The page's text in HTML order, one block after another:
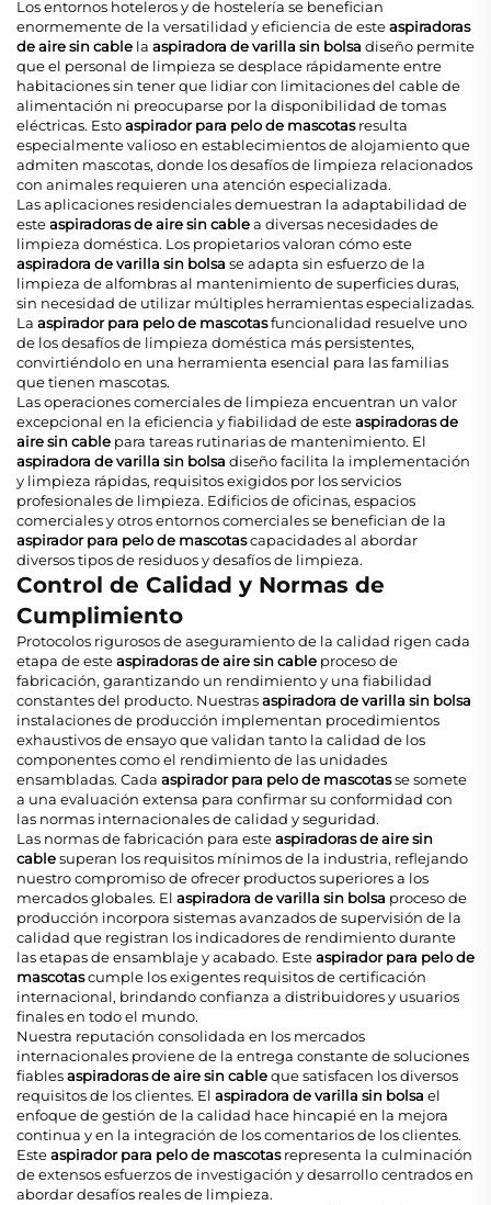
Los entornos hoteleros y de hostelería se benefician
enormemente de la versatilidad y eficiencia de esteaspiradoras
de aire sin cable la aspiradora de varilla sin bolsa diseño permite
que el personal de limpieza se desplace rápidamente entre
habitaciones sin tener que lidiar con limitaciones del cable de
alimentación ni preocuparse por la disponibilidad de tomas
eléctricas. Estoaspirador para pelo de mascotasresulta
especialmente valioso en establecimientos de alojamiento que
admiten mascotas, donde los desafíos de limpieza relacionados
con animales requieren una atención especializada.
Las aplicaciones residenciales demuestran la adaptabilidad de
esteaspiradoras de aire sin cablea diversas necesidades de
limpieza doméstica. Los propietarios valoran cómo este
aspiradora de varilla sin bolsa se adapta sin esfuerzo de la
limpieza de alfombras al mantenimiento de superficies duras,
sin necesidad de utilizar múltiples herramientas especializadas.
La aspirador para pelo de mascotasfuncionalidad resuelve uno
de los desafíos de limpieza doméstica más persistentes,
convirtiéndolo en una herramienta esencial para las familias
que tienen mascotas.
Las operaciones comerciales de limpieza encuentran un valor
excepcional en la eficiencia y fiabilidad de esteaspiradoras de
aire sin cable para tareas rutinarias de mantenimiento. El
aspiradora de varilla sin bolsa diseño facilita la implementación
y limpieza rápidas, requisitos exigidos por los servicios
profesionales de limpieza. Edificios de oficinas, espacios
comerciales y otros entornos comerciales se benefician de la
aspirador para pelo de mascotascapacidades al abordar
diversos tipos de residuos y desafíos de limpieza.
Control de Calidad y Normas de
Cumplimiento
Protocolos rigurosos de aseguramiento de la calidad rigen cada
etapa de esteaspiradoras de aire sin cable proceso de
fabricación, garantizando un rendimiento y una fiabilidad
constantes del producto. Nuestrasaspiradora de varilla sin bolsa
instalaciones de producción implementan procedimientos
exhaustivos de ensayo que validan tanto la calidad de los
componentes como el rendimiento de las unidades
ensambladas. Cada aspirador para pelo de mascotasse somete
a una evaluación extensa para confirmar su conformidad con
las normas internacionales de calidad y seguridad.
Las normas de fabricación para esteaspiradoras de aire sin
cablesuperan los requisitos mínimos de la industria, reflejando
nuestro compromiso de ofrecer productos superiores a los
mercados globales. El aspiradora de varilla sin bolsa proceso de
producción incorpora sistemas avanzados de supervisión de la
calidad que registran los indicadores de rendimiento durante
las etapas de ensamblaje y acabado. Esteaspirador para pelo de
mascotascumple los exigentes requisitos de certificación
internacional, brindando confianza a distribuidores y usuarios
finales en todo el mundo.
Nuestra reputación consolidada en los mercados
internacionales proviene de la entrega constante de soluciones
fiablesaspiradoras de aire sin cableque satisfacen los diversos
requisitos de los clientes. El aspiradora de varilla sin bolsa el
enfoque de gestión de la calidad hace hincapié en la mejora
continua y en la integración de los comentarios de los clientes.
Esteaspirador para pelo de mascotasrepresenta la culminación
de extensos esfuerzos de investigación y desarrollo centrados en
abordar desafíos reales de limpieza.